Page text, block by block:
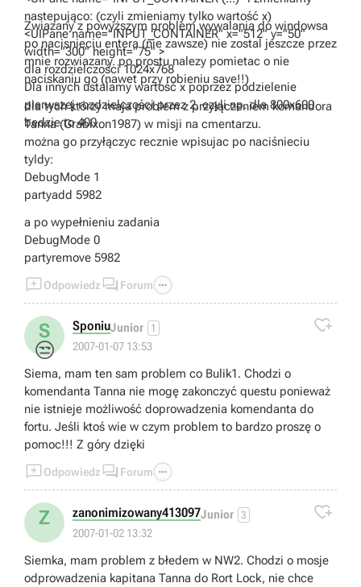
nastepująco: (czyli zmieniamy tylko wartość x)
<UIPane name="INPUT_CONTAINER" x="512" y="50"
width="300" height="75" >
dla rozdzielczości 1024x768
Dla innych ustalamy wartość x poprzez podzielenie
pierwszej rozdzielczości przez 2, czyli np. dla 800x600
bedzie to 400
Zwiazany z powyższym problem wywalania do windowsa
po nacisnieciu entera (nie zawsze) nie zostal jeszcze przez
mnie rozwiazany. po prostu nalezy pomietac o nie
naciskaniu go (nawet przy robieniu save!!)
dla tych którzy maja problem z przyłączeniem komandora
Tanna (Grabixon1987) w misji na cmentarzu.
można go przyłączyc recznie wpisujac po naciśnieciu
tyldy:
DebugMode 1
partyadd 5982
a po wypełnieniu zadania
DebugMode 0
partyremove 5982
Odpowiedz  Forum 
S
😒
SponiuJunior 1
2007-01-07 13:53

Siema, mam ten sam problem co Bulik1. Chodzi o
komendanta Tanna nie mogę zakonczyć questu ponieważ
nie istnieje możliwość doprowadzenia komendanta do
fortu. Jeśli ktoś wie w czym problem to bardzo proszę o
pomoc!!! Z góry dzięki
Odpowiedz  Forum 
Z zanonimizowany413097Junior 3
2007-01-02 13:32

Siemka, mam problem z błedem w NW2. Chodzi o mosje
odprowadzenia kapitana Tanna do Rort Lock, nie chce